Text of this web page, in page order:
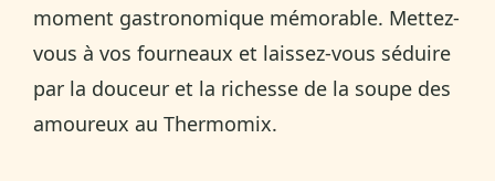
moment gastronomique mémorable. Mettez-
vous à vos fourneaux et laissez-vous séduire
par la douceur et la richesse de la soupe des
amoureux au Thermomix.